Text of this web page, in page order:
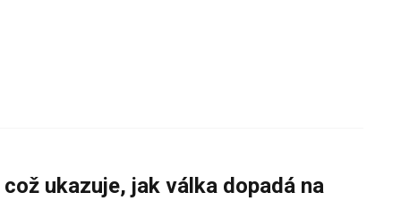
ukazuje, jak válka dopadá na